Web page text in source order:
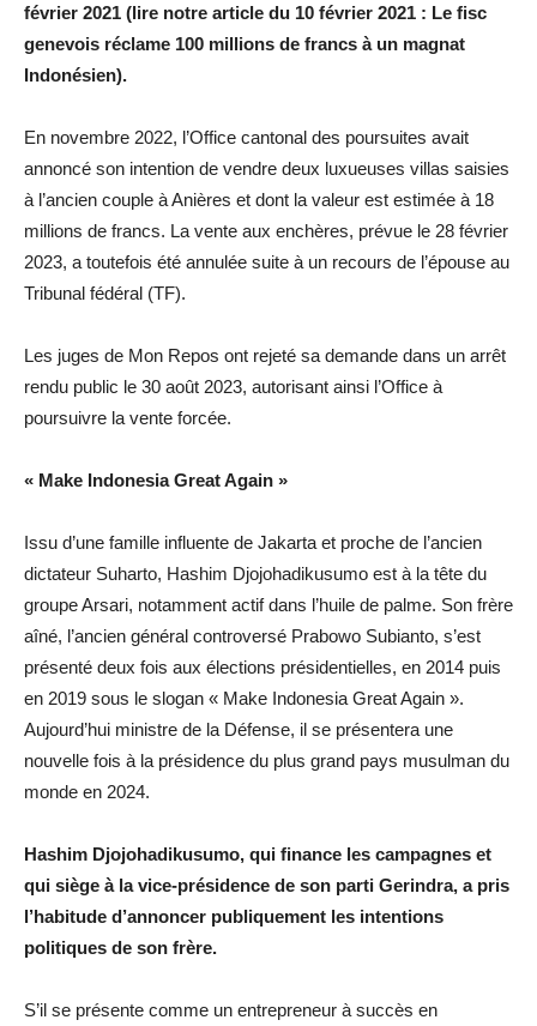
février 2021 (lire notre article du 10 février 2021 : Le fisc
genevois réclame 100 millions de francs à un magnat
Indonésien).
En novembre 2022, l’Office cantonal des poursuites avait
annoncé son intention de vendre deux luxueuses villas saisies
à l’ancien couple à Anières et dont la valeur est estimée à 18
millions de francs. La vente aux enchères, prévue le 28 février
2023, a toutefois été annulée suite à un recours de l’épouse au
Tribunal fédéral (TF).
Les juges de Mon Repos ont rejeté sa demande dans un arrêt
rendu public le 30 août 2023, autorisant ainsi l’Office à
poursuivre la vente forcée.
« Make Indonesia Great Again »
Issu d’une famille influente de Jakarta et proche de l’ancien
dictateur Suharto, Hashim Djojohadikusumo est à la tête du
groupe Arsari, notamment actif dans l’huile de palme. Son frère
aîné, l’ancien général controversé Prabowo Subianto, s’est
présenté deux fois aux élections présidentielles, en 2014 puis
en 2019 sous le slogan « Make Indonesia Great Again ».
Aujourd’hui ministre de la Défense, il se présentera une
nouvelle fois à la présidence du plus grand pays musulman du
monde en 2024.
Hashim Djojohadikusumo, qui finance les campagnes et
qui siège à la vice-présidence de son parti Gerindra, a pris
l’habitude d’annoncer publiquement les intentions
politiques de son frère.
S’il se présente comme un entrepreneur à succès en